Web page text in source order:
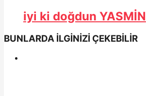
iyi ki doğdun YASMİN
BUNLARDA İLGİNİZİ ÇEKEBİLİR